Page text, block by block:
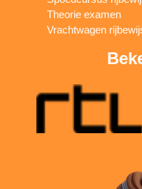
Theorie examen
Vrachtwagen